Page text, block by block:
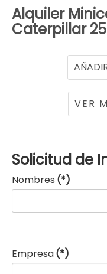
Alquiler
Caterpillar
VER
Solicitud de
Nombres (*)
Empresa(*)